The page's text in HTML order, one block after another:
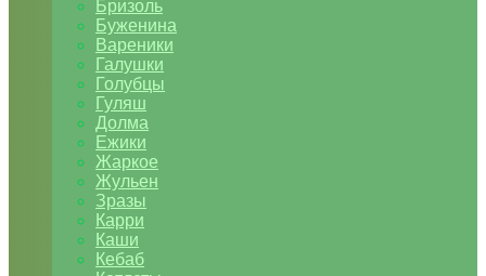
Бризоль
Буженина
Вареники
Галушки
Голубцы
Гуляш
Долма
Ежики
Жаркое
Жульен
Зразы
Карри
Каши
Кебаб